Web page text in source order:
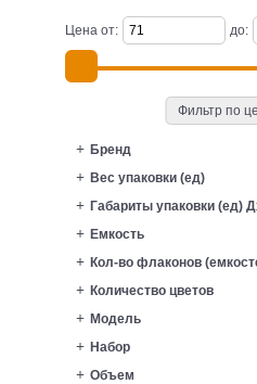
Цена от: до:
Фильтр по
Бренд
Вес упаковки (ед)
Габариты упаковки (ед)
Емкость
Кол-во флаконов
Количество цветов
Модель
Набор
Объем